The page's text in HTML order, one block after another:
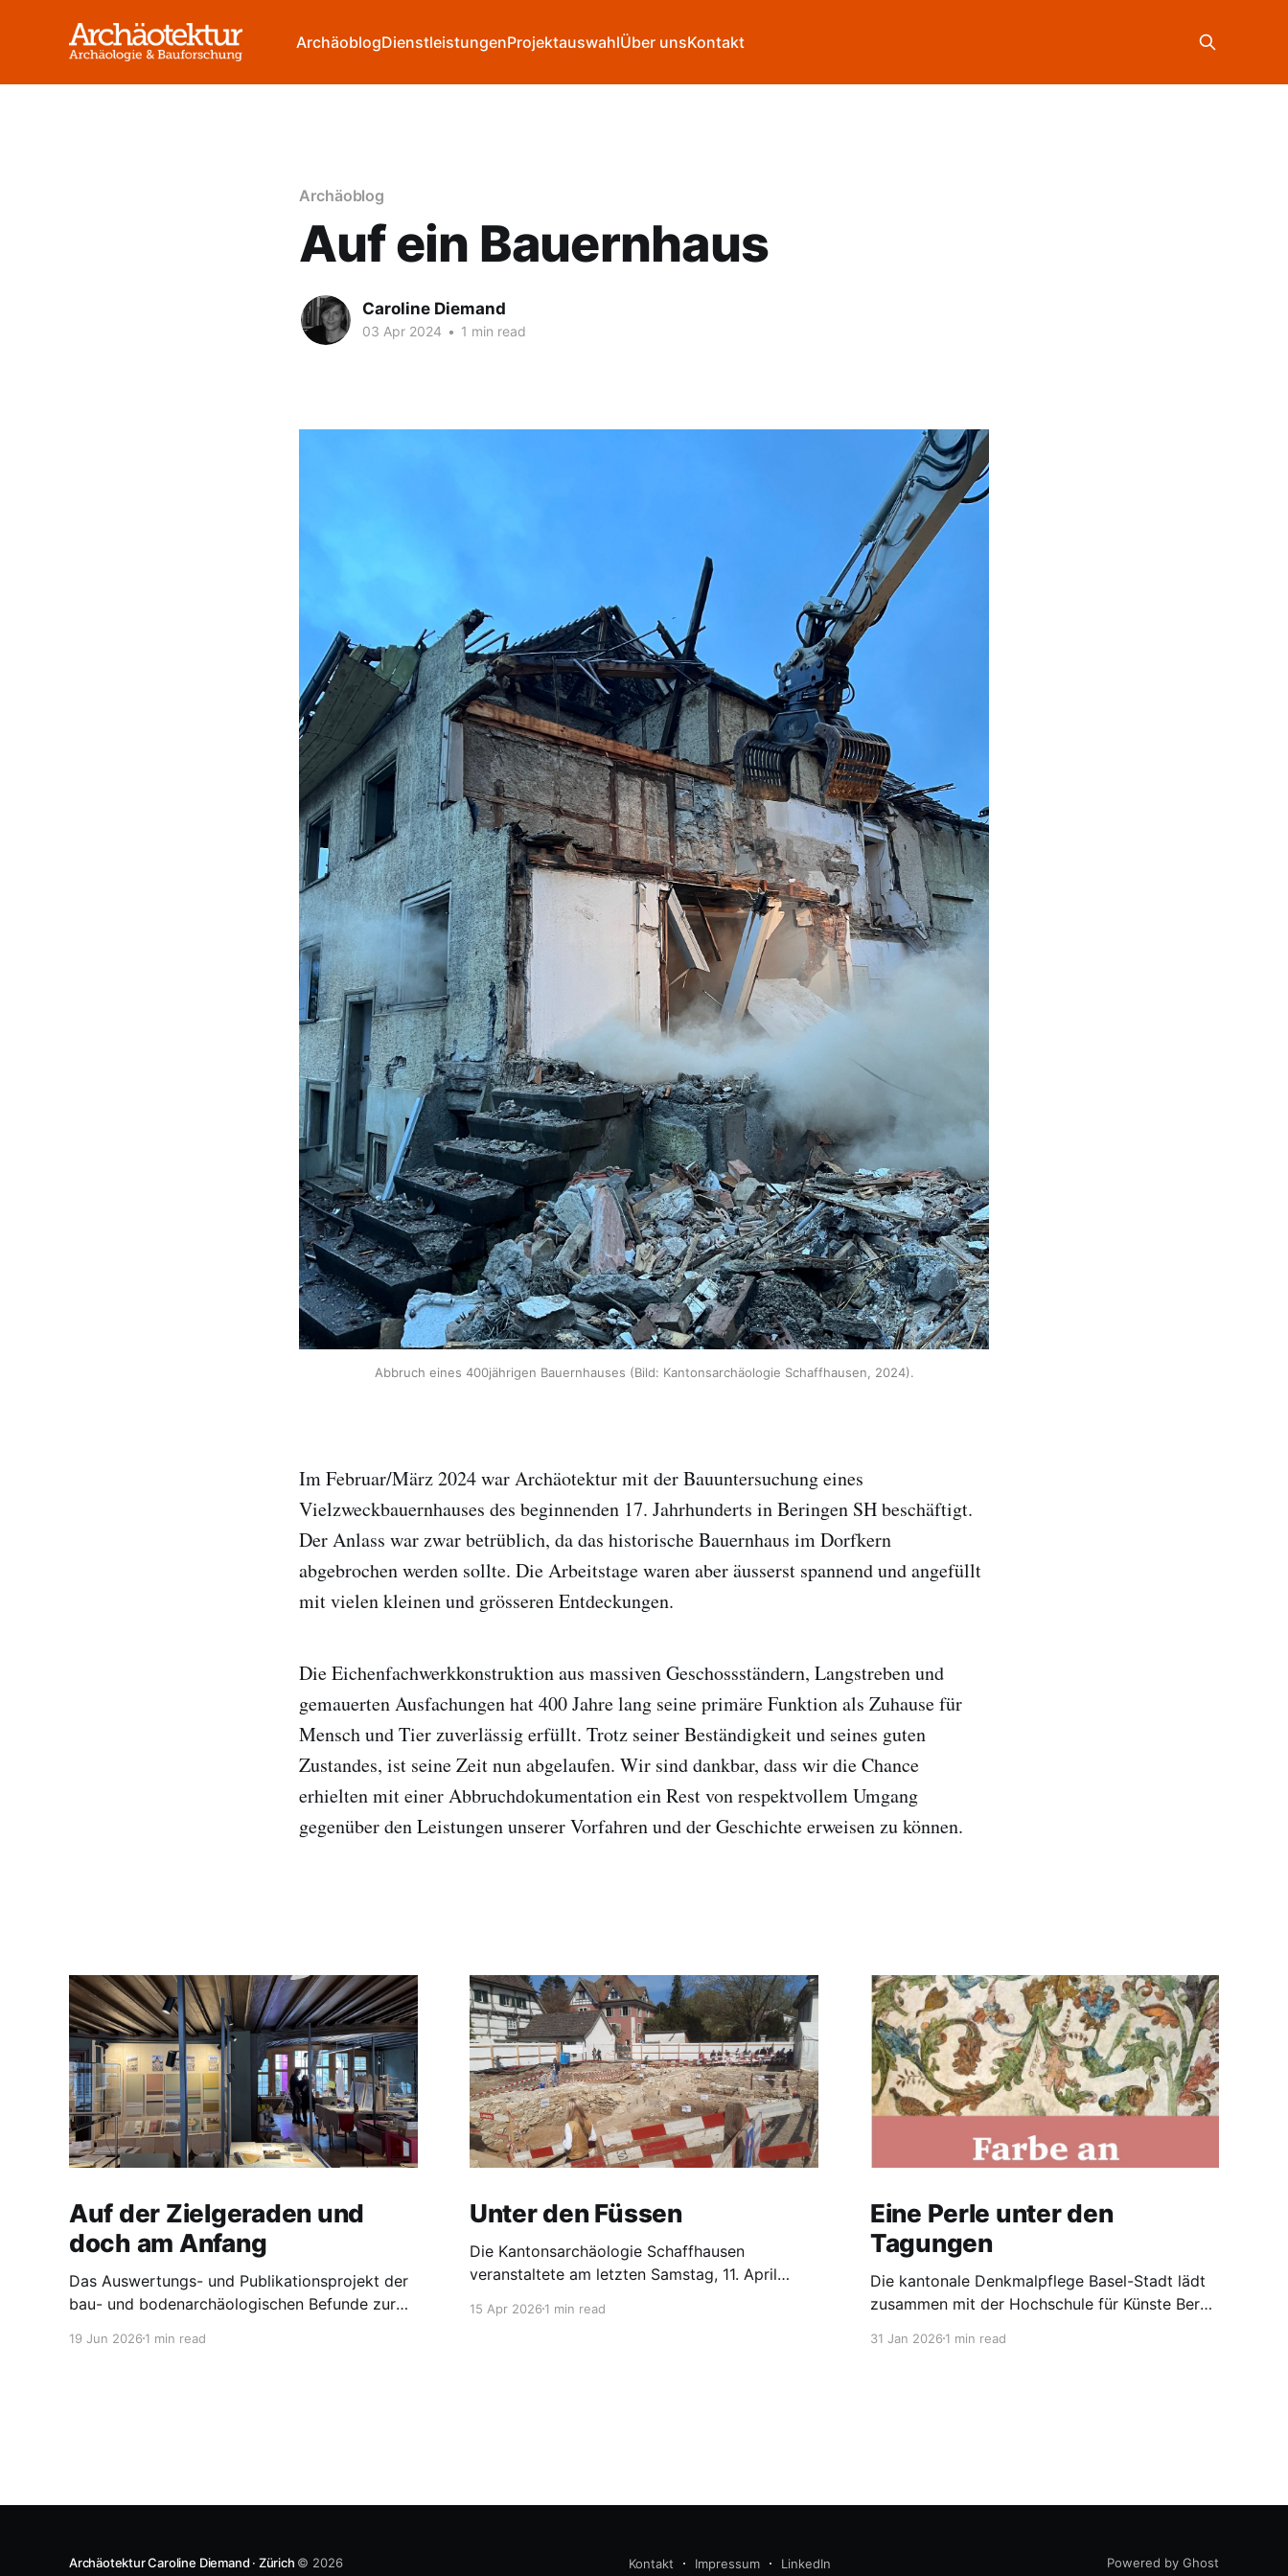
ArchäoblogDienstleistungenProjektauswahlÜber unsKontakt
Archäoblog
Auf ein Bauernhaus
Caroline Diemand
03 Apr 2024 • 1 min read
Abbruch eines 400jährigen Bauernhauses (Bild: Kantonsarchäologie Schaffhausen, 2024).
Im Februar/März 2024 war Archäotektur mit der Bauuntersuchung eines
Vielzweckbauernhauses des beginnenden 17. Jahrhunderts in Beringen SH beschäftigt.
Der Anlass war zwar betrüblich, da das historische Bauernhaus im Dorfkern
abgebrochen werden sollte. Die Arbeitstage waren aber äusserst spannend und angefüllt
mit vielen kleinen und grösseren Entdeckungen.
Die Eichenfachwerkkonstruktion aus massiven Geschossständern, Langstreben und
gemauerten Ausfachungen hat 400 Jahre lang seine primäre Funktion als Zuhause für
Mensch und Tier zuverlässig erfüllt. Trotz seiner Beständigkeit und seines guten
Zustandes, ist seine Zeit nun abgelaufen. Wir sind dankbar, dass wir die Chance
erhielten mit einer Abbruchdokumentation ein Rest von respektvollem Umgang
gegenüber den Leistungen unserer Vorfahren und der Geschichte erweisen zu können.
Auf der Zielgeraden und
doch am Anfang
Das Auswertungs- und Publikationsprojekt der
bau- und bodenarchäologischen Befunde zur
befindet sich in den letzten Zügen. Unter der
19 Jun 2026 1 min read
Unter den Füssen
Die Kantonsarchäologie Schaffhausen
veranstaltete am letzten Samstag, 11. April
dem Schulhof des Schulhauses Steig in
15 Apr 20261 min read
Eine Perle unter den
Tagungen
Die kantonale Denkmalpflege Basel-Stadt lädt
zusammen mit der Hochschule für Künste Bern
zum Thema "Farbe an Wand und Decke" ein. Ein
31 Jan 20261 min read
Archäotektur Caroline Diemand · Zürich © 2026 Kontakt Impressum LinkedIn Powered by Ghost